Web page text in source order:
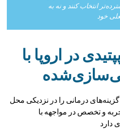
انتخاب کنند و نه به
در اروپا با
گزینه‌های درمانی را در نزدیکی محل
و تخصص در مواجهه با